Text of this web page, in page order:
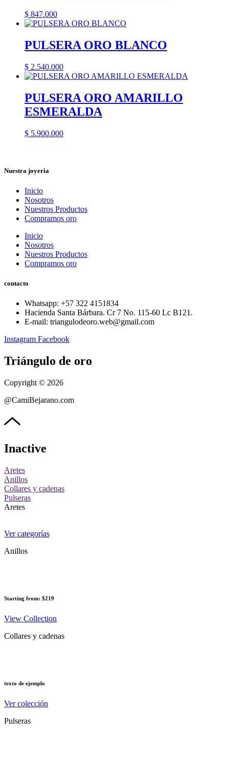
$ 847.000
PULSERA ORO BLANCO
$ 2.540.000
PULSERA ORO AMARILLO
ESMERALDA
$ 5.900.000
Nuestra joyeria
Inicio
Nosotros
Nuestros Productos
Compramos oro
Inicio
Nosotros
Nuestros Productos
Compramos oro
contacto
Whatsapp: ‪+57 322 4151834‬
Hacienda Santa Bárbara. Cr 7 No. 115-60 Lc B121.
E-mail: triangulodeoro.web@gmail.com
Instagram Facebook
Triángulo de oro
Copyright © 2026
@CamiBejarano.com
Inactive
Aretes
Anillos
Collares y cadenas
Pulseras
Aretes
Ver categorías
Anillos
Starting from: $219
View Collection
Collares y cadenas
texto de ejemplo
Ver colección
Pulseras